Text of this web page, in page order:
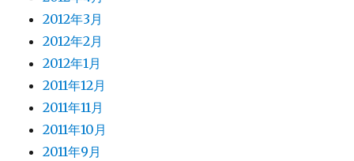
2012年3月
2012年2月
2012年1月
2011年12月
2011年11月
2011年10月
2011年9月